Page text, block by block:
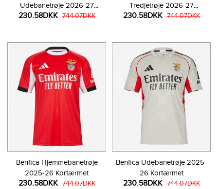
Udebanetrøje 2026-27
Kortærmet
230.58DKK 744.07DKK
Tredjetrøje 2026-27
Kortærmet
230.58DKK 744.07DKK
Benfica Hjemmebanetrøje
2025-26 Kortærmet
230.58DKK 744.07DKK
Benfica Udebanetrøje 2025-
26 Kortærmet
230.58DKK 744.07DKK